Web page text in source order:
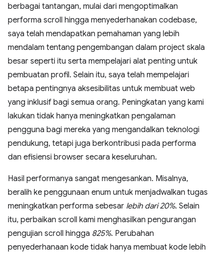
berbagai tantangan, mulai dari mengoptimalkan
performa scroll hingga menyederhanakan codebase,
saya telah mendapatkan pemahaman yang lebih
mendalam tentang pengembangan dalam project skala
besar seperti itu serta mempelajari alat penting untuk
pembuatan profil. Selain itu, saya telah mempelajari
betapa pentingnya aksesibilitas untuk membuat web
yang inklusif bagi semua orang. Peningkatan yang kami
lakukan tidak hanya meningkatkan pengalaman
pengguna bagi mereka yang mengandalkan teknologi
pendukung, tetapi juga berkontribusi pada performa
dan efisiensi browser secara keseluruhan.
Hasil performanya sangat mengesankan. Misalnya,
beralih ke penggunaan enum untuk menjadwalkan tugas
meningkatkan performa sebesar lebih dari 20%. Selain
itu, perbaikan scroll kami menghasilkan pengurangan
pengujian scroll hingga 825%. Perubahan
penyederhanaan kode tidak hanya membuat kode lebih